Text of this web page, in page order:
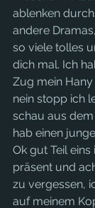
ablenken
andere
so viele tolles
dich mal. Ich
Zug mein
nein stopp ich
schau aus
hab einen
Ok gut Teil
präsent und
zu vergessen,
auf meinem